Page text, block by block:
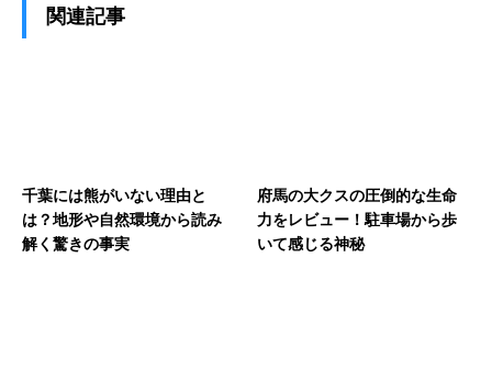
関連記事
千葉には熊がいない理由と
は？地形や自然環境から読み
解く驚きの事実
府馬の大クスの圧倒的な生命
力をレビュー！駐車場から歩
いて感じる神秘